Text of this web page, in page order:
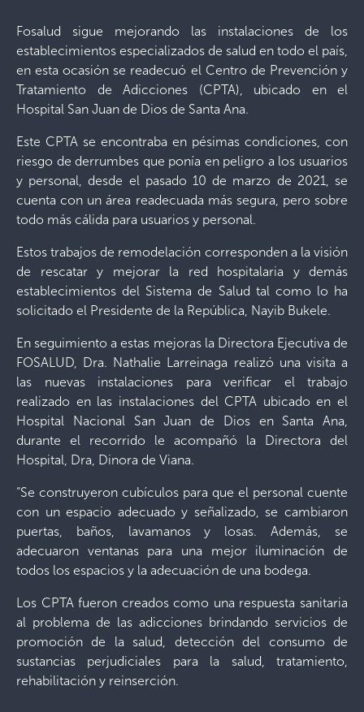
Fosalud sigue mejorando las instalaciones de los
establecimientos especializados de salud en todo el país,
en esta ocasión se readecuó el Centro de Prevención y
Tratamiento de Adicciones (CPTA), ubicado en el
Hospital San Juan de Dios de Santa Ana.
Este CPTA se encontraba en pésimas condiciones, con
riesgo de derrumbes que ponía en peligro a los usuarios
y personal, desde el pasado 10 de marzo de 2021, se
cuenta con un área readecuada más segura, pero sobre
todo más cálida para usuarios y personal.
Estos trabajos de remodelación corresponden a la visión
de rescatar y mejorar la red hospitalaria y demás
establecimientos del Sistema de Salud tal como lo ha
solicitado el Presidente de la República, Nayib Bukele.
En seguimiento a estas mejoras la Directora Ejecutiva de
FOSALUD, Dra. Nathalie Larreinaga realizó una visita a
las nuevas instalaciones para verificar el trabajo
realizado en las instalaciones del CPTA ubicado en el
Hospital Nacional San Juan de Dios en Santa Ana,
durante el recorrido le acompañó la Directora del
Hospital, Dra, Dinora de Viana.
“Se construyeron cubículos para que el personal cuente
con un espacio adecuado y señalizado, se cambiaron
puertas, baños, lavamanos y losas. Además, se
adecuaron ventanas para una mejor iluminación de
todos los espacios y la adecuación de una bodega.
Los CPTA fueron creados como una respuesta sanitaria
al problema de las adicciones brindando servicios de
promoción de la salud, detección del consumo de
sustancias perjudiciales para la salud, tratamiento,
rehabilitación y reinserción.